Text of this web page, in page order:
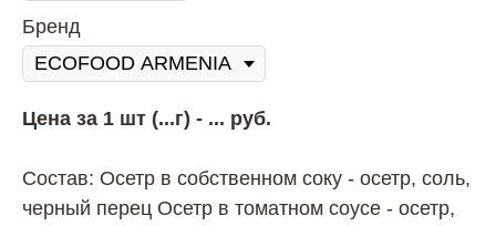
Бренд
Цена за 1 шт (...г) - ... руб.
Состав: Осетр в собственном соку - осетр, соль,
черный перец Осетр в томатном соусе - осетр,